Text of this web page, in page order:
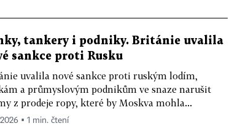
tankery i podniky. Británie uvalila
sankce proti Rusku
uvalila nové sankce proti ruským lodím,
a průmyslovým podnikům ve snaze narušit
z prodeje ropy, které by Moskva mohla...
▪ 1 min. čtení